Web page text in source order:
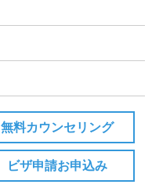
無料カウンセリング
ビザ申請お申込み